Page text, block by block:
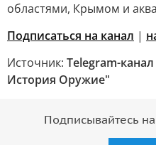
областями, Крымом и
Подписаться на канал |
Источник: Telegram-
История Оружие"
Подписывайтесь